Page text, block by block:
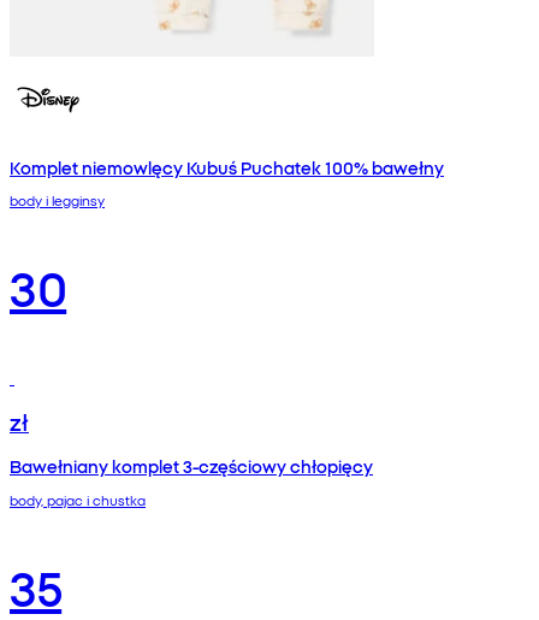
Komplet niemowlęcy Kubuś Puchatek 100% bawełny
body i legginsy
30
zł
Bawełniany komplet 3‑częściowy chłopięcy
body, pajac i chustka
35